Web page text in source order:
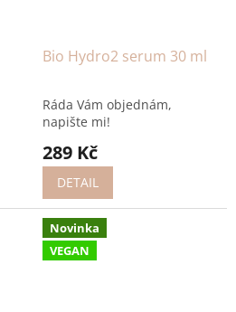
Bio Hydro2 serum 30 ml
Ráda Vám objednám,
napište mi!
289 Kč
DETAIL
Novinka
VEGAN